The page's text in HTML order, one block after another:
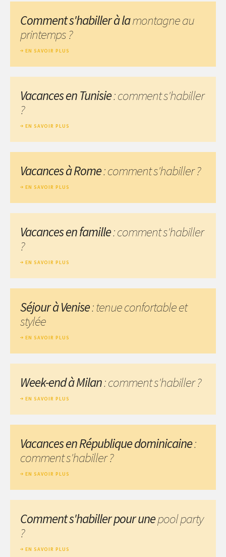
Comment s'habiller à lamontagne au
printemps ?
EN SAVOIR PLUS
Vacances en Tunisie: comment s'habiller
?
EN SAVOIR PLUS
Vacances à Rome: comment s'habiller ?
EN SAVOIR PLUS
Vacances en famille: comment s'habiller
?
EN SAVOIR PLUS
Séjour à Venise: tenue confortable et
stylée
EN SAVOIR PLUS
Week-end à Milan: comment s'habiller ?
EN SAVOIR PLUS
Vacances en République dominicaine:
comment s'habiller ?
EN SAVOIR PLUS
Comment s'habiller pour unepool party
?
EN SAVOIR PLUS